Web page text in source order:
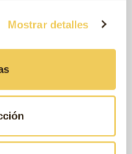
Mostrar detalles